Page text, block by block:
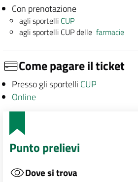
Con prenotazione
agli sportelli CUP
agli sportelli CUP dellefarmacie
Come pagare il ticket
Presso gli sportelli CUP
Online
Punto prelievi
Dove si trova